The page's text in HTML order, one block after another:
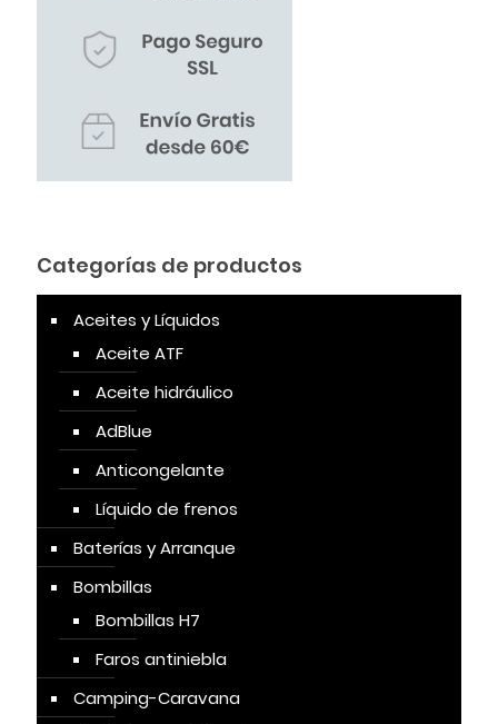
Categorías de productos
Aceites y Líquidos
Aceite ATF
Aceite hidráulico
AdBlue
Anticongelante
Líquido de frenos
Baterías y Arranque
Bombillas
Bombillas H7
Faros antiniebla
Camping-Caravana